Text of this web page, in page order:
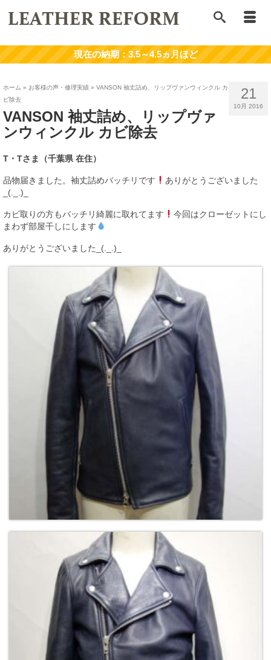
21
10月 2016
ホーム » お客様の声・修理実績 » VANSON 袖丈詰め、リップヴァンウィンクル カ
ビ除去
VANSON 袖丈詰め、リップヴァ
ンウィンクル カビ除去
T・Tさま（千葉県 在住）
品物届きました。袖丈詰めバッチリです
ありがとうございました
_(._.)_
カビ取りの方もバッチリ綺麗に取れてます
今回はクローゼットにし
まわず部屋干しにします
ありがとうございました_(._.)_